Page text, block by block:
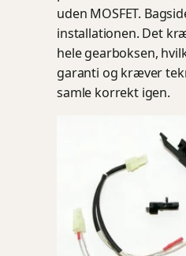
uden MOSFET.
installationen. Det
hele gearboksen,
garanti og kræver
samle korrekt igen.